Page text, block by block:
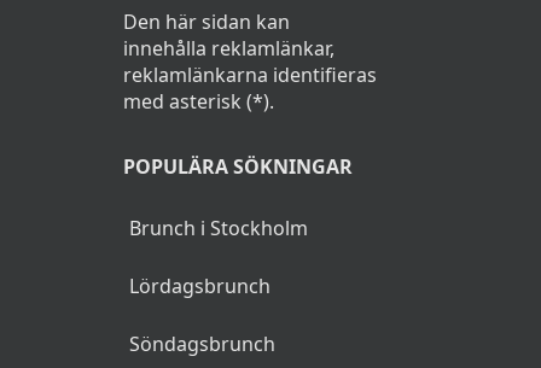
Den här sidan kan
innehålla reklamlänkar,
reklamlänkarna identifieras
med asterisk (*).
POPULÄRA SÖKNINGAR
Brunch i Stockholm
Lördagsbrunch
Söndagsbrunch